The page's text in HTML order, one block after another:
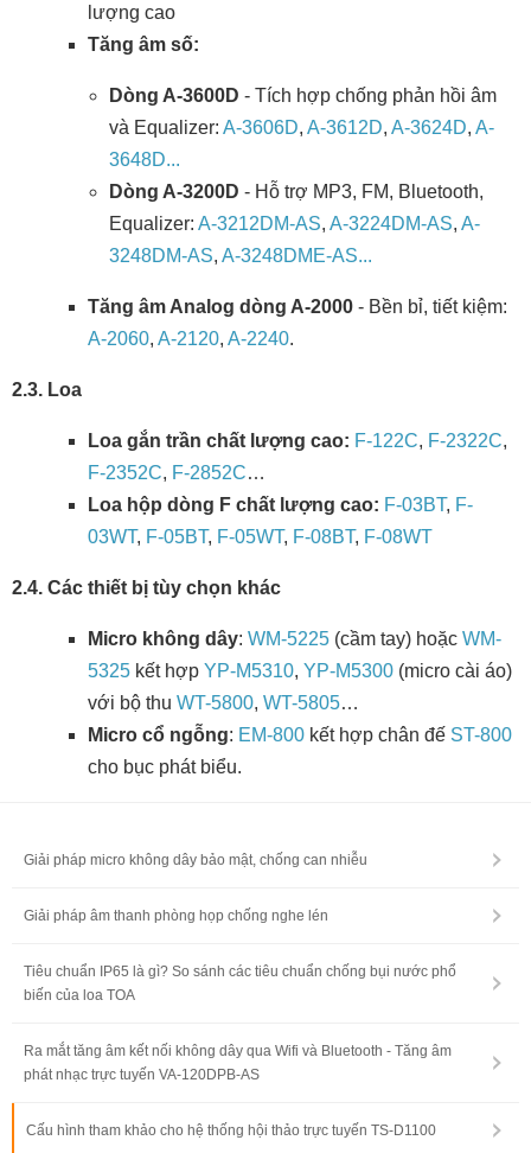
lượng cao
Tăng âm số:
Dòng A-3600D - Tích hợp chống phản hồi âm
và Equalizer:A-3606D,A-3612D,A-3624D,A-
3648D...
Dòng A-3200D - Hỗ trợ MP3, FM, Bluetooth,
Equalizer:A-3212DM-AS,A-3224DM-AS,A-
3248DM-AS,A-3248DME-AS...
Tăng âm Analog dòng A-2000 - Bền bỉ, tiết kiệm:
A-2060, A-2120, A-2240.
2.3. Loa
Loa gắn trần chất lượng cao: F-122C, F-2322C,
F-2352C, F-2852C…
Loa hộp dòng F chất lượng cao: F-03BT, F-
03WT, F-05BT, F-05WT, F-08BT, F-08WT
2.4. Các thiết bị tùy chọn khác
Micro không dây: WM-5225 (cầm tay) hoặc WM-
5325 kết hợp YP-M5310, YP-M5300 (micro cài áo)
với bộ thu WT-5800, WT-5805…
Micro cổ ngỗng: EM-800 kết hợp chân đế ST-800
cho bục phát biểu.
Giải pháp micro không dây bảo mật, chống can nhiễu
Giải pháp âm thanh phòng họp chống nghe lén
Tiêu chuẩn IP65 là gì? So sánh các tiêu chuẩn chống bụi nước phổ
biến của loa TOA
Ra mắt tăng âm kết nối không dây qua Wifi và Bluetooth - Tăng âm
phát nhạc trực tuyến VA-120DPB-AS
Cấu hình tham khảo cho hệ thống hội thảo trực tuyến TS-D1100